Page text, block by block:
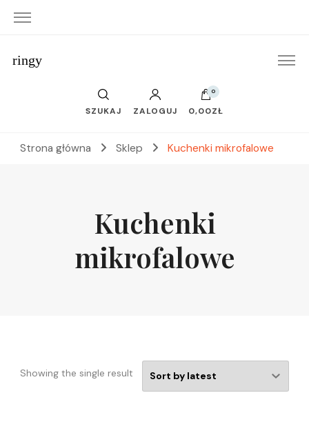
ringy
SZUKAJ ZALOGUJ
0
0,00ZŁ
Strona główna Sklep Kuchenki mikrofalowe
Kuchenki
mikrofalowe
Showing the single result